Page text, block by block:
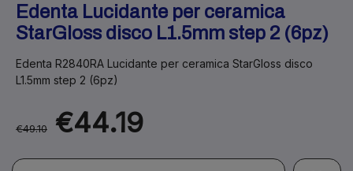
Edenta Lucidante per ceramica
StarGloss disco L1.5mm step 2 (6pz)
Edenta R2840RA Lucidante per ceramica StarGloss disco
L1.5mm step 2 (6pz)
€49.10 €44.19